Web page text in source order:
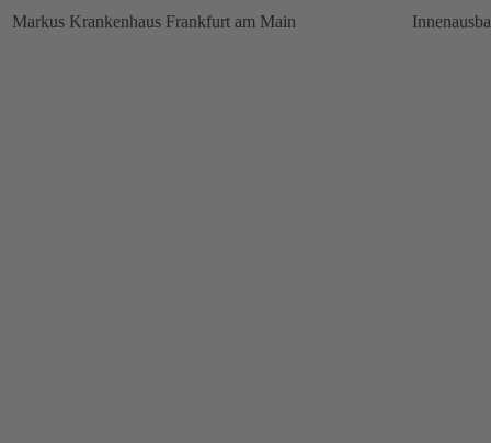
Markus Krankenhaus Frankfurt am Main